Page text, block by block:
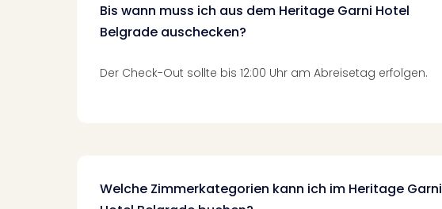
Bis wann muss ich aus dem Heritage Garni Hotel
Belgrade auschecken?
Der Check-Out sollte bis 12:00 Uhr am Abreisetag erfolgen.
Welche Zimmerkategorien kann ich im Heritage Garni